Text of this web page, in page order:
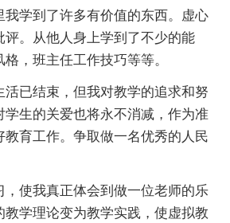
我学到了许多有价值的东西。虚心
评。从他人身上学到了不少的能
，班主任工作技巧等等。
已结束，但我对教学的追求和努
学生的关爱也将永不消减，作为准
教育工作。争取做一名优秀的人民
使我真正体会到做一位老师的乐
教学理论变为教学实践，使虚拟教